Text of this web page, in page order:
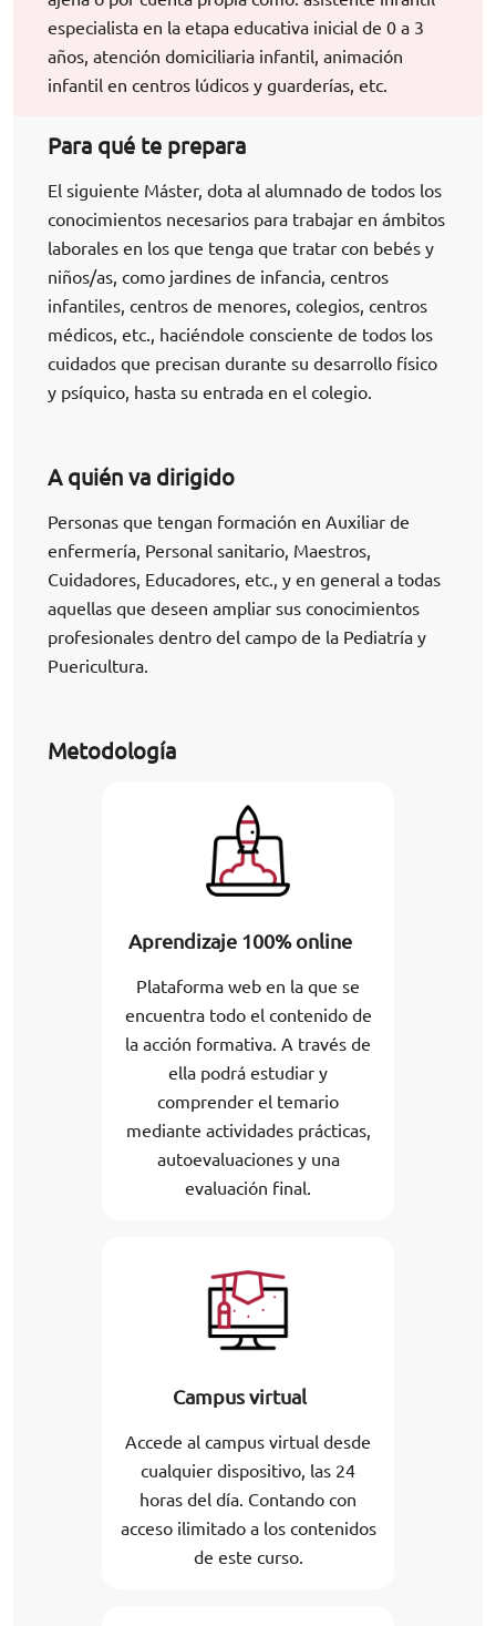
especialista en la etapa educativa inicial de 0 a 3
años, atención domiciliaria infantil, animación
infantil en centros lúdicos y guarderías, etc.
Para qué te prepara
El siguiente Máster, dota al alumnado de todos los
conocimientos necesarios para trabajar en ámbitos
laborales en los que tenga que tratar con bebés y
niños/as, como jardines de infancia, centros
infantiles, centros de menores, colegios, centros
médicos, etc., haciéndole consciente de todos los
cuidados que precisan durante su desarrollo físico
y psíquico, hasta su entrada en el colegio.
A quién va dirigido
Personas que tengan formación en Auxiliar de
enfermería, Personal sanitario, Maestros,
Cuidadores, Educadores, etc., y en general a todas
aquellas que deseen ampliar sus conocimientos
profesionales dentro del campo de la Pediatría y
Puericultura.
Metodología
Aprendizaje 100% online
Plataforma web en la que se
encuentra todo el contenido de
la acción formativa. A través de
ella podrá estudiar y
comprender el temario
mediante actividades prácticas,
autoevaluaciones y una
evaluación final.
Campus virtual
Accede al campus virtual desde
cualquier dispositivo, las 24
horas del día. Contando con
acceso ilimitado a los contenidos
de este curso.